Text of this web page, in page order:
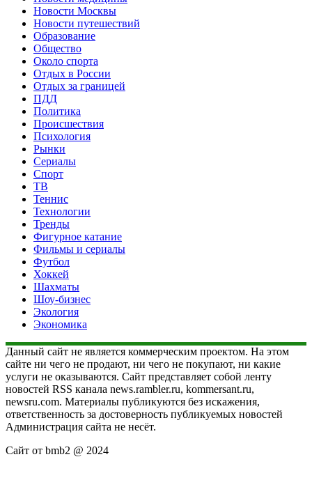
Новости Москвы
Новости путешествий
Образование
Общество
Около спорта
Отдых в России
Отдых за границей
ПДД
Политика
Происшествия
Психология
Рынки
Сериалы
Спорт
ТВ
Теннис
Технологии
Тренды
Фигурное катание
Фильмы и сериалы
Футбол
Хоккей
Шахматы
Шоу-бизнес
Экология
Экономика
Данный сайт не является коммерческим проектом. На этом
сайте ни чего не продают, ни чего не покупают, ни какие
услуги не оказываются. Сайт представляет собой ленту
новостей RSS канала news.rambler.ru, kommersant.ru,
newsru.com. Материалы публикуются без искажения,
ответственность за достоверность публикуемых новостей
Администрация сайта не несёт.
Сайт от bmb2 @ 2024